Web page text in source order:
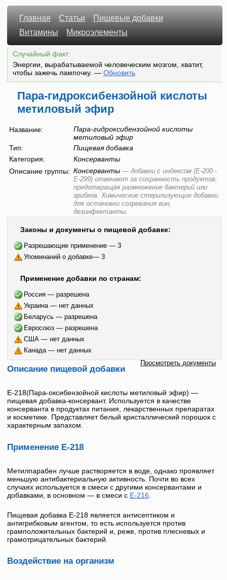
Главная Статьи
Пищевые добавки
Витамины
Микроэлементы
Случайный факт:
Энергии, вырабатываемой человеческим мозгом, хватит,
чтобы зажечь лампочку. — Обновить
Пара-гидроксибензойной кислоты
метиловый эфир
Название:
Пара-гидроксибензойной кислоты
метиловый эфир
Тип:
Пищевая добавка
Категория:
Консерванты
Описание группы: Консерванты — добавки с индексом (E-200 -
E-299) отвечают за сохранность продуктов,
предотвращая размножение бактерий или
грибков. Химические стерилизующие добавки
для остановки созревания вин,
дезинфектанты.
Законы и документы о пищевой добавке:
Разрешающие применение — 3
Упоминаний о добавке— 3
Применение добавки по странам:
Россия — разрешена
Украина — нет данных
Беларусь — разрешена
Евросоюз — разрешена
США — нет данных
Канада — нет данных
Просмотреть документы
Описание пищевой добавки
Е-218(Пара-оксибензойной кислоты метиловый эфир) —
пищевая добавка-консервант. Используется в качестве
консерванта в продуктах питания, лекарственных препаратах
и косметике. Представляет белый кристаллический порошок с
характерным запахом.
Применение Е-218
Метилпарабен лучше растворяется в воде, однако проявляет
меньшую антибактериальную активность. Почти во всех
случаях используется в смеси с другими консервантами и
добавками, в основном — в смеси с E-216
Пищевая добавка Е-218 является антисептиком и
антигрибковым агентом, то есть используется против
грамположительных бактерий и, реже, против плесневых и
грамотрицательных бактерий.
Воздействие на организм